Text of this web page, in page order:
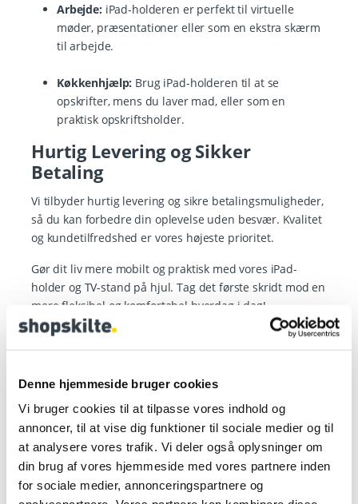
Denne hjemmeside bruger cookies
Vi bruger cookies til at tilpasse vores indhold og
annoncer, til at vise dig funktioner til sociale medier og til
at analysere vores trafik. Vi deler også oplysninger om
din brug af vores hjemmeside med vores partnere inden
for sociale medier, annonceringspartnere og
Arbejde: iPad-holderen er perfekt til virtuelle
møder, præsentationer eller som en ekstra skærm
til arbejde.
Køkkenhjælp: Brug iPad-holderen til at se
opskrifter, mens du laver mad, eller som en
praktisk opskriftsholder.
Hurtig Levering og Sikker
Betaling
Vi tilbyder hurtig levering og sikre betalingsmuligheder,
så du kan forbedre din oplevelse uden besvær. Kvalitet
og kundetilfredshed er vores højeste prioritet.
Gør dit liv mere mobilt og praktisk med vores iPad-
holder og TV-stand på hjul. Tag det første skridt mod en
mere fleksibel og komfortabel hverdag i dag!
Shop nufor at finde den perfekte iPad-holder og TV-
stand på hjul til dine behov!
Tilbud Nye produkter